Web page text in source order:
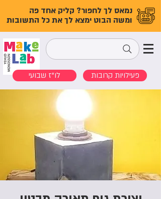
נמאס לך לחפור? קליק אחד פה
ומשה הבוט ימצא לך את כל התשובות
לו"ז שבועי פעילויות קרובות